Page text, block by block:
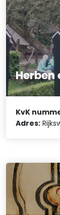
Herben
KvK
Adres: